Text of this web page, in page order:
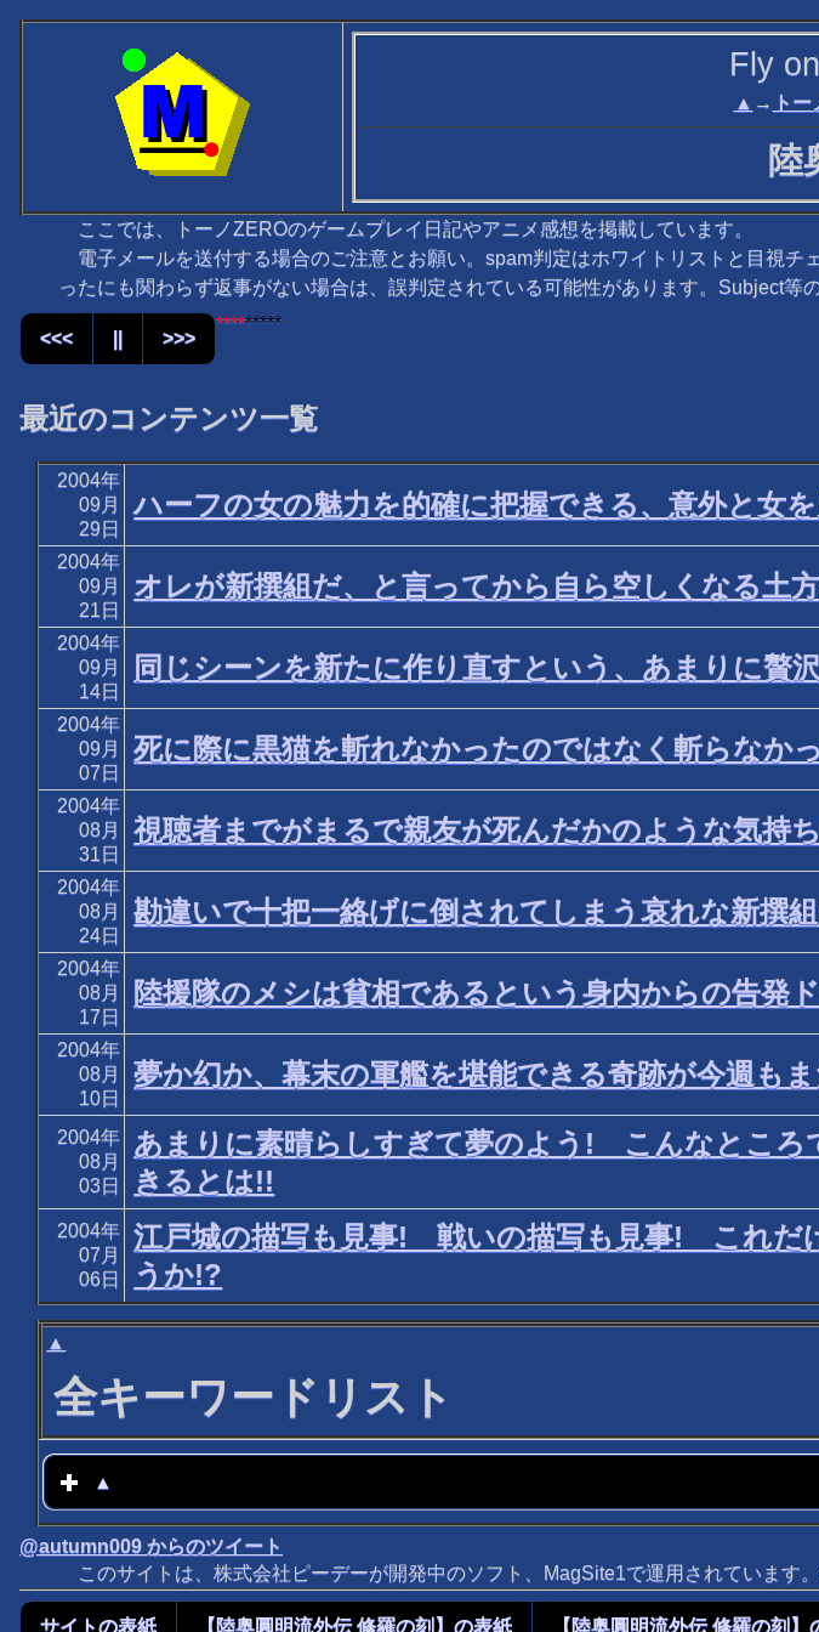
Fly
▲ → ト
陸
ここでは、トーノZEROのゲームプレイ日記やアニメ感想を掲載しています。
電子メールを送付する場合のご注意とお願い。spam判定はホワイトリストと目視
ったにも関わらず返事がない場合は、誤判定されている可能性があります。Subject等
<<< || >>>
*********
最近のコンテンツ一覧
2004年
09月
29日
ハーフの女の魅力を的確に把握できる、意外と女
2004年
09月
21日
オレが新撰組だ、と言ってから自ら空しくなる土
2004年
09月
14日
同じシーンを新たに作り直すという、あまりに贅
2004年
09月
07日
死に際に黒猫を斬れなかったのではなく斬らなか
2004年
08月
31日
視聴者までがまるで親友が死んだかのような気持
2004年
08月
24日
勘違いで十把一絡げに倒されてしまう哀れな新撰
2004年
08月
17日
陸援隊のメシは貧相であるという身内からの告発
2004年
08月
10日
夢か幻か、幕末の軍艦を堪能できる奇跡が今週も
2004年
08月
03日
あまりに素晴らしすぎて夢のよう! こんなところ
きるとは!!
2004年
07月
06日
江戸城の描写も見事! 戦いの描写も見事! これだ
うか!?
▲
全キーワードリスト
▲
@autumn009 からのツイート
このサイトは、株式会社ピーデーが開発中のソフト、MagSite1で運用されています
サイトの表紙 【陸奥圓明流外伝 修羅の刻】の表紙 【陸奥圓明流外伝 修羅の刻